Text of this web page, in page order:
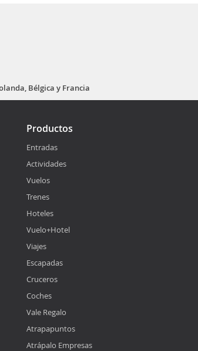
Bélgica y Francia
Productos
Entradas
Actividades
Vuelos
Trenes
Hoteles
Vuelo+Hotel
Viajes
Escapadas
Cruceros
Coches
Vale Regalo
Atrapapuntos
Atrápalo Empresas